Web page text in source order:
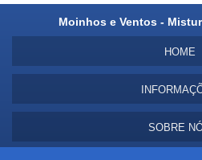
Moinhos e Ventos -
HOME
SOBRE